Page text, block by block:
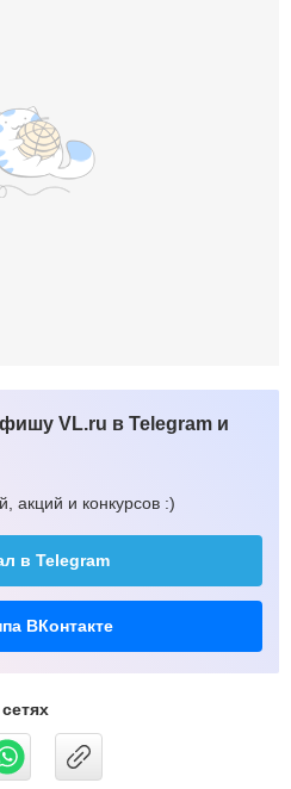
VL.ru в Telegram и
акций и конкурсов :)
в Telegram
ВКонтакте